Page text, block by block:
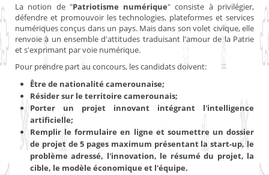
La notion de "Patriotisme numérique" consiste à privilégier,
défendre et promouvoir les technologies, plateformes et services
numériques conçus dans un pays. Mais dans son volet civique, elle
renvoie à un ensemble d'attitudes traduisant l'amour de la Patrie
et s'exprimant par voie numérique.
Pour prendre part au concours, les candidats doivent:
Être de nationalité camerounaise;
Résider sur le territoire camerounais;
Porter un projet innovant intégrant l'intelligence
artificielle;
Remplir le formulaire en ligne et soumettre un dossier
de projet de 5 pages maximum présentant la start-up, le
problème adressé, l'innovation, le résumé du projet, la
cible, le modèle économique et l'équipe.